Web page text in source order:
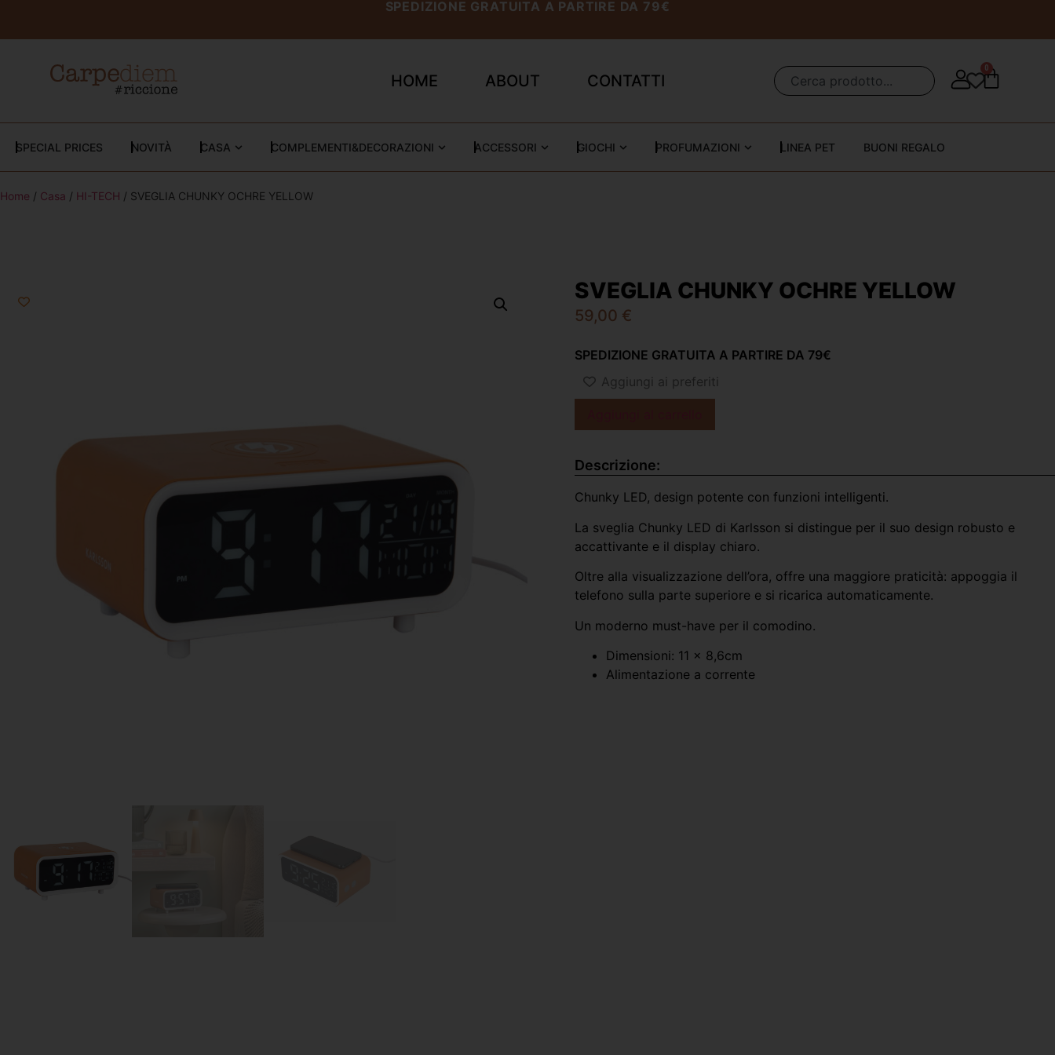
SPEDIZIONE GRATUITA A PARTIRE DA 79€
HOME ABOUT CONTATTI
0
SPECIAL PRICES NOVITÀ CASA COMPLEMENTI&DECORAZIONI ACCESSORI GIOCHI PROFUMAZIONI LINEA PET BUONI REGALO
Home / Casa / HI-TECH / SVEGLIA CHUNKY OCHRE YELLOW
SVEGLIA CHUNKY OCHRE YELLOW
59,00 €
SPEDIZIONE GRATUITA A PARTIRE DA 79€
Aggiungi ai preferiti
Descrizione:
Chunky LED, design potente con funzioni intelligenti.
La sveglia Chunky LED di Karlsson si distingue per il suo design robusto e
accattivante e il display chiaro.
Oltre alla visualizzazione dell’ora, offre una maggiore praticità: appoggia il
telefono sulla parte superiore e si ricarica automaticamente.
Un moderno must-have per il comodino.
Dimensioni: 11 x 8,6cm
Alimentazione a corrente